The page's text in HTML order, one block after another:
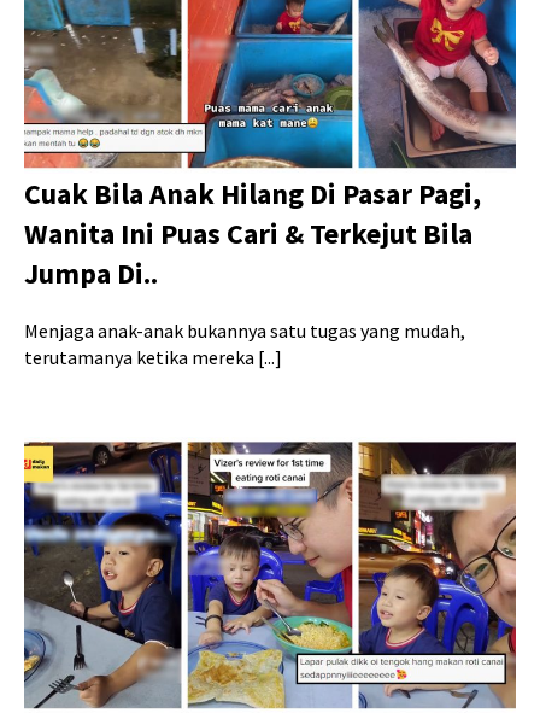
Cuak Bila Anak Hilang Di Pasar Pagi,
Wanita Ini Puas Cari & Terkejut Bila
Jumpa Di..
Menjaga anak-anak bukannya satu tugas yang mudah,
terutamanya ketika mereka [...]